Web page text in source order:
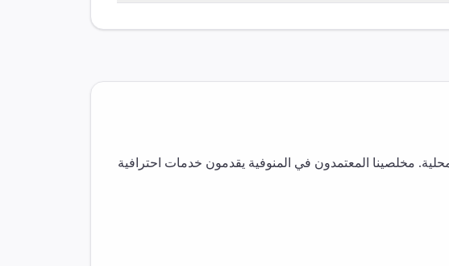
مخلصينا المعتمدون في المنوفية يقدمون خدمات احترافية